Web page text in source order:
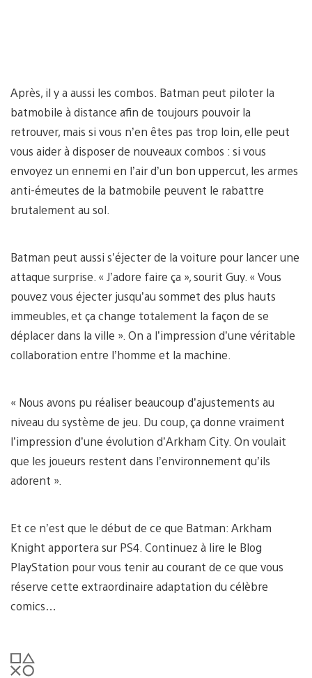
Après, il y a aussi les combos. Batman peut piloter la
batmobile à distance afin de toujours pouvoir la
retrouver, mais si vous n’en êtes pas trop loin, elle peut
vous aider à disposer de nouveaux combos : si vous
envoyez un ennemi en l’air d’un bon uppercut, les armes
anti-émeutes de la batmobile peuvent le rabattre
brutalement au sol.
Batman peut aussi s’éjecter de la voiture pour lancer une
attaque surprise. « J’adore faire ça », sourit Guy. « Vous
pouvez vous éjecter jusqu’au sommet des plus hauts
immeubles, et ça change totalement la façon de se
déplacer dans la ville ». On a l’impression d’une véritable
collaboration entre l’homme et la machine.
« Nous avons pu réaliser beaucoup d’ajustements au
niveau du système de jeu. Du coup, ça donne vraiment
l’impression d’une évolution d’Arkham City. On voulait
que les joueurs restent dans l’environnement qu’ils
adorent ».
Et ce n’est que le début de ce que Batman: Arkham
Knight apportera sur PS4. Continuez à lire le Blog
PlayStation pour vous tenir au courant de ce que vous
réserve cette extraordinaire adaptation du célèbre
comics…